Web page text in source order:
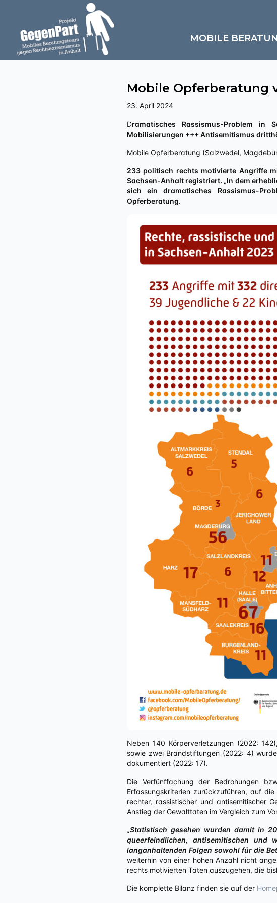
MOBILE
Mobile Opferberatung
23. April 2024
Dramatisches Rassismus-Problem in Sachsen-Anhalt +++ Verdopplung queerfeindlicher Gewalt nach rechten
Mobilisierungen +++ Antisemitismus
Mobile Opferberatung (Salzwedel,
233 politisch rechts motivierte Angriffe
Sachsen-Anhalt registriert. „In dem
sich ein dramatisches Rassismus-
Opferberatung.
Neben 140 Körperverletzungen (2022:
sowie zwei Brandstiftungen (2022: 4)
dokumentiert (2022: 17).
Die Verfünffachung der Bedrohungen
Erfassungskriterien zurückzuführen, auf
rechter, rassistischer und antisemitischer
Anstieg der Gewalttaten im Vergleich zum
„Statistisch gesehen wurden damit in
queerfeindlichen, antisemitischen
langanhaltenden Folgen sowohl für die
weiterhin von einer hohen Anzahl nicht
rechts motivierten Taten auszugehen, die
Die komplette Bilanz finden sie auf der